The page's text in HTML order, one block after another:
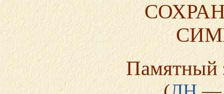
Памятный